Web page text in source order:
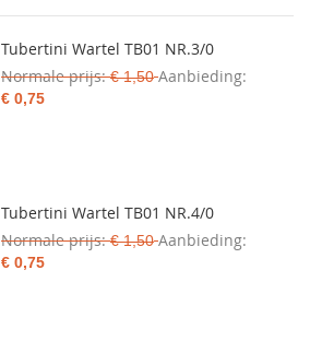
Tubertini Wartel TB01 NR.3/0
Normale prijs € 1,50 Aanbieding
€ 0,75
Tubertini Wartel TB01 NR.4/0
Normale prijs € 1,50 Aanbieding
€ 0,75